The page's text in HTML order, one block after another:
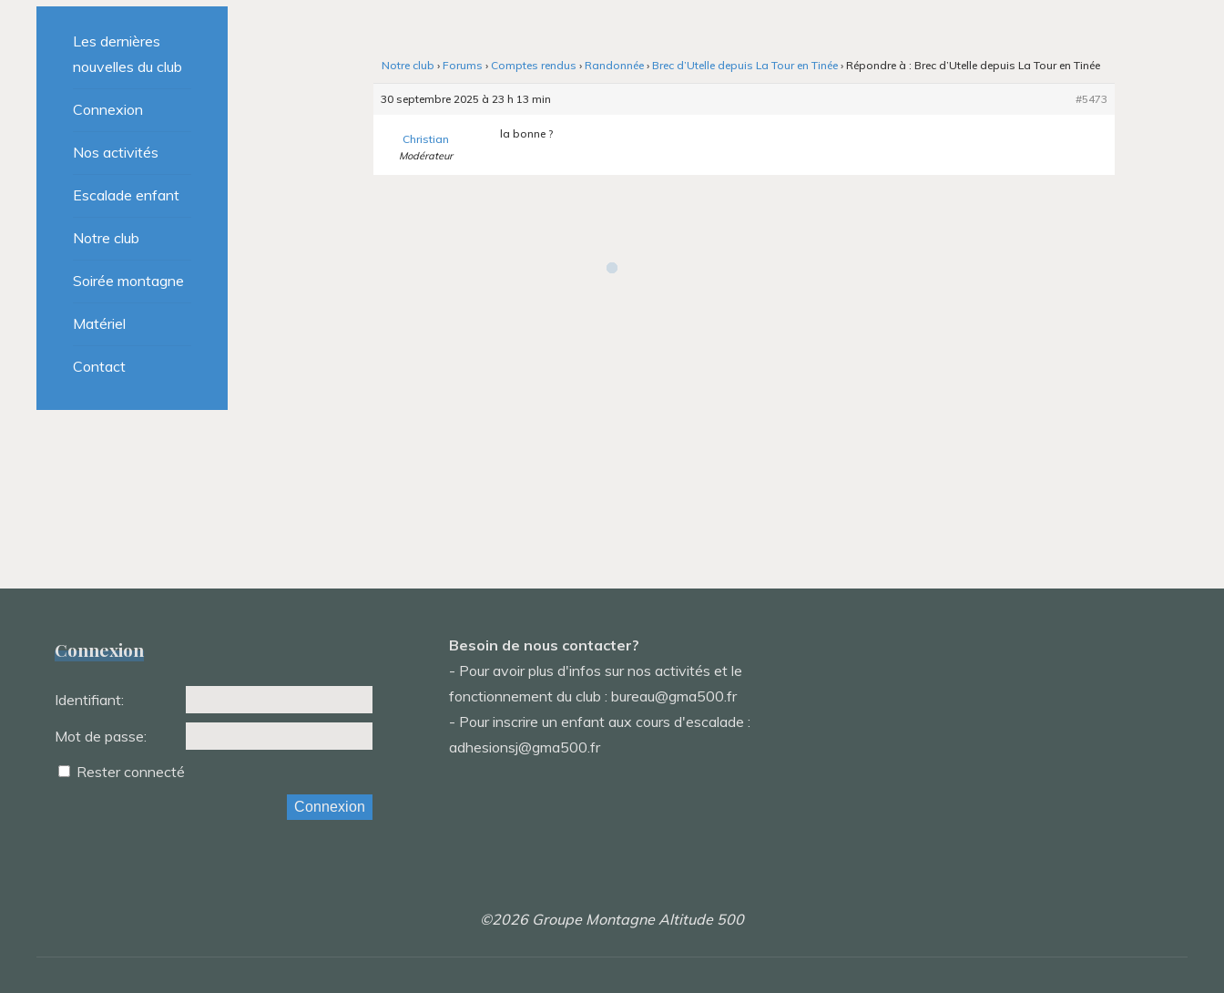
Notre club › Forums › Comptes rendus › Randonnée › Brec d’Utelle depuis La Tour en Tinée › Répondre à : Brec d’Utelle depuis La Tour en Tinée
30 septembre 2025 à 23 h 13 min #5473
Christian
Modérateur
la bonne ?
Les dernières
nouvelles du club
Connexion
Nos activités
Escalade enfant
Notre club
Soirée montagne
Matériel
Contact
Connexion
Identifiant:
Mot de passe:
Rester connecté
Connexion
Besoin de nous contacter?
- Pour avoir plus d'infos sur nos activités et le
fonctionnement du club : bureau@gma500.fr
- Pour inscrire un enfant aux cours d'escalade :
adhesionsj@gma500.fr
©2026 Groupe Montagne Altitude 500